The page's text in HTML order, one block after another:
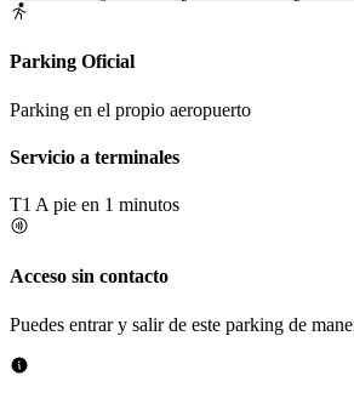
Parking Oficial
Parking en el propio aeropuerto
Servicio a terminales
T1 A pie en 1 minutos
Acceso sin contacto
Puedes entrar y salir de este parking de